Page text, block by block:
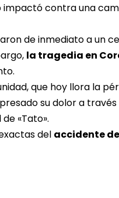
contra una
de inmediato a un
la tragedia en
que hoy llora la
su dolor a
«Tato».
del accidente